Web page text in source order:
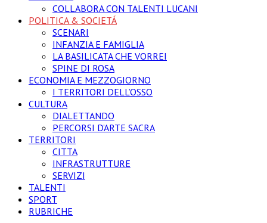
COLLABORA CON TALENTI LUCANI
POLITICA & SOCIETÁ
SCENARI
INFANZIA E FAMIGLIA
LA BASILICATA CHE VORREI
SPINE DI ROSA
ECONOMIA E MEZZOGIORNO
I TERRITORI DELL’OSSO
CULTURA
DIALETTANDO
PERCORSI D’ARTE SACRA
TERRITORI
CITTA
INFRASTRUTTURE
SERVIZI
TALENTI
SPORT
RUBRICHE